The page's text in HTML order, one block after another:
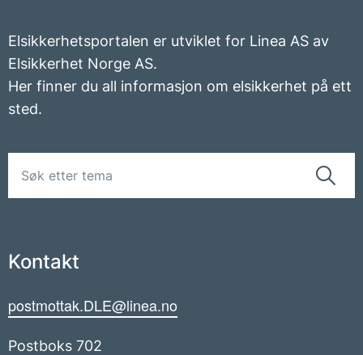
Elsikkerhetsportalen er utviklet for Linea AS av
Elsikkerhet Norge AS.
Her finner du all informasjon om elsikkerhet på ett
sted.
Kontakt
postmottak.DLE@linea.no
Postboks 702